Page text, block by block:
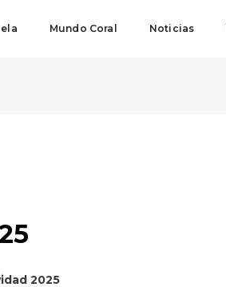
Mundo Coral Noticias
2025